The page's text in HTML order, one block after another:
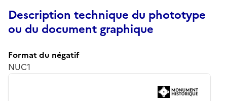
Description technique du phototype
ou du document graphique
Format du négatif
NUC1